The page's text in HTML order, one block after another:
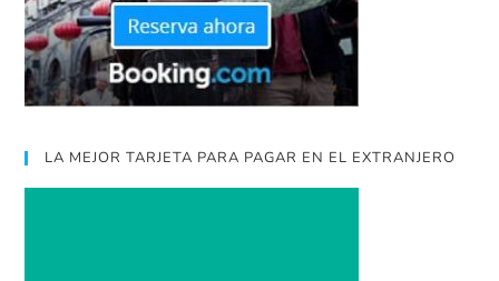
LA MEJOR TARJETA PARA PAGAR EN EL EXTRANJERO